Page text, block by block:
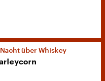
über Whiskey